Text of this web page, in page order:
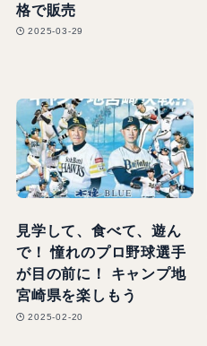
格で販売
2025-03-29
見学して、食べて、遊ん
で！ 憧れのプロ野球選手
が目の前に！ キャンプ地
宮崎県を楽しもう
2025-02-20